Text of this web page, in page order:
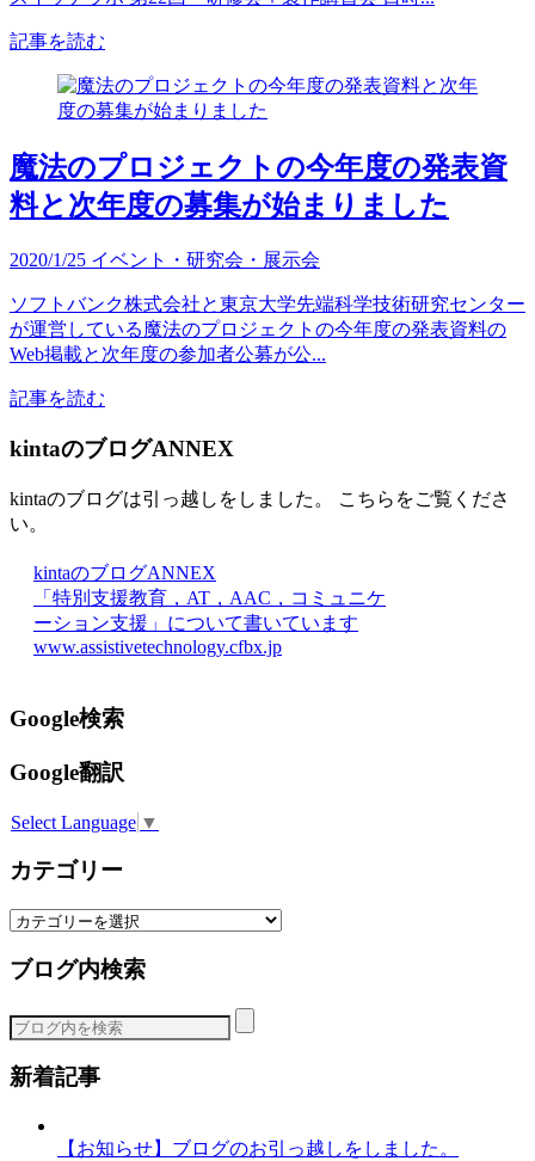
記事を読む
魔法のプロジェクトの今年度の発表資
料と次年度の募集が始まりました
2020/1/25 イベント・研究会・展示会
ソフトバンク株式会社と東京大学先端科学技術研究センター
が運営している魔法のプロジェクトの今年度の発表資料の
Web掲載と次年度の参加者公募が公...
記事を読む
kintaのブログANNEX
kintaのブログは引っ越しをしました。 こちらをご覧くださ
い。
kintaのブログANNEX
「特別支援教育，AT，AAC，コミュニケ
ーション支援」について書いています
www.assistivetechnology.cfbx.jp
Google検索
Google翻訳
Select Language ▼
カテゴリー
カ
ゴ
ー
ブログ内検索
新着記事
【お知らせ】ブログのお引っ越しをしました。